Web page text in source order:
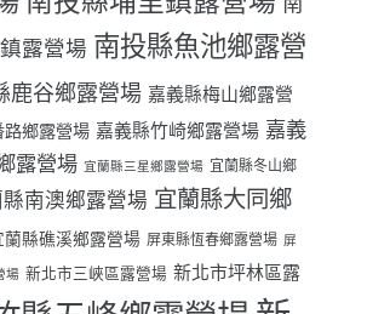
露營場 南投縣魚池鄉露營
鹿谷鄉露營場 嘉義縣梅山鄉露營
路鄉露營場 嘉義縣竹崎鄉露營場 嘉義
露營場 宜蘭縣三星鄉露營場 宜蘭縣冬山鄉
南澳鄉露營場 宜蘭縣大同鄉
蘭縣礁溪鄉露營場 屏東縣恆春鄉露營場 屏
場 新北市三峽區露營場 新北市坪林區露